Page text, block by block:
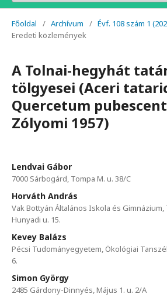
Főoldal / Archívum / Évf. 108 szám 1
Eredeti közlemények
A Tolnai-hegyhát
tölgyesei (Aceri
Quercetum
Zólyomi 1957)
Lendvai Gábor
7000 Sárbogárd, Tompa M. u. 38/C
Horváth András
Vak Bottyán Általános Iskola és Gimnázium,
Hunyadi u. 15.
Kevey Balázs
Pécsi Tudományegyetem, Ökológiai
6.
Simon György
2485 Gárdony-Dinnyés, Május 1. u. 2/A